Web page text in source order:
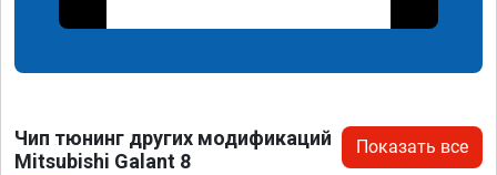
Чип тюнинг других модификаций
Mitsubishi Galant 8
Показать все